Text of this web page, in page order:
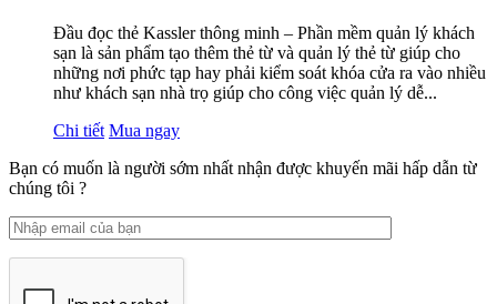
Đầu đọc thẻ Kassler thông minh – Phần mềm quản lý khách
sạn là sản phẩm tạo thêm thẻ từ và quản lý thẻ từ giúp cho
những nơi phức tạp hay phải kiểm soát khóa cửa ra vào nhiều
như khách sạn nhà trọ giúp cho công việc quản lý dễ...
Chi tiết Mua ngay
Bạn có muốn là người sớm nhất nhận được khuyến mãi hấp dẫn từ
chúng tôi ?